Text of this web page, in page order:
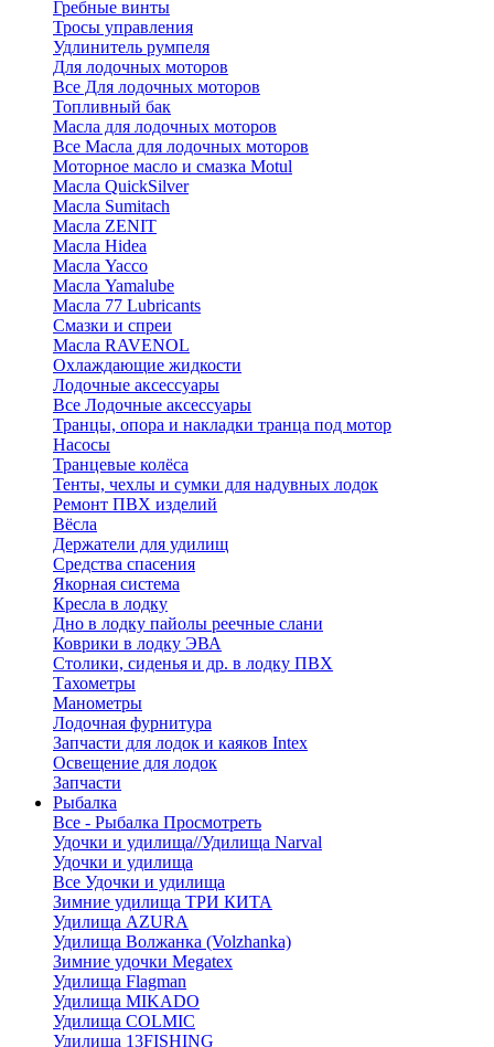
Гребные винты
Тросы управления
Удлинитель румпеля
Для лодочных моторов
Все Для лодочных моторов
Топливный бак
Масла для лодочных моторов
Все Масла для лодочных моторов
Моторное масло и смазка Motul
Масла QuickSilver
Масла Sumitach
Масла ZENIT
Масла Hidea
Масла Yacco
Масла Yamalube
Масла 77 Lubricants
Смазки и спреи
Масла RAVENOL
Охлаждающие жидкости
Лодочные аксессуары
Все Лодочные аксессуары
Транцы, опора и накладки транца под мотор
Насосы
Транцевые колёса
Тенты, чехлы и сумки для надувных лодок
Ремонт ПВХ изделий
Вёсла
Держатели для удилищ
Средства спасения
Якорная система
Кресла в лодку
Дно в лодку пайолы реечные слани
Коврики в лодку ЭВА
Столики, сиденья и др. в лодку ПВХ
Тахометры
Манометры
Лодочная фурнитура
Запчасти для лодок и каяков Intex
Освещение для лодок
Запчасти
Рыбалка
Все - Рыбалка Просмотреть
Удочки и удилища//Удилища Narval
Удочки и удилища
Все Удочки и удилища
Зимние удилища ТРИ КИТА
Удилища AZURA
Удилища Волжанка (Volzhanka)
Зимние удочки Megatex
Удилища Flagman
Удилища MIKADO
Удилища COLMIC
Удилища 13FISHING